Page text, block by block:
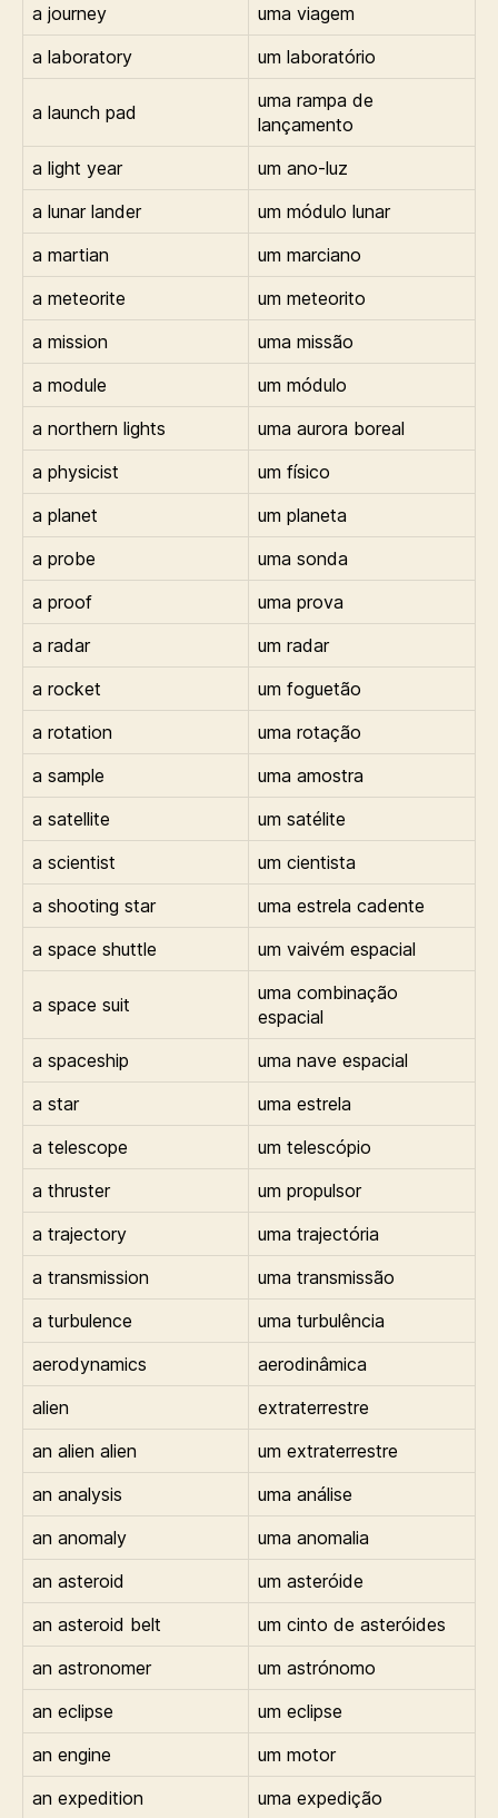
a journey
uma viagem
a laboratory
um laboratório
a launch pad
uma rampa de
lançamento
a light year
um ano-luz
a lunar lander
um módulo lunar
a martian
um marciano
a meteorite
um meteorito
a mission
uma missão
a module
um módulo
a northern lights
uma aurora boreal
a physicist
um físico
a planet
um planeta
a probe
uma sonda
a proof
uma prova
a radar
um radar
a rocket
um foguetão
a rotation
uma rotação
a sample
uma amostra
a satellite
um satélite
a scientist
um cientista
a shooting star
uma estrela cadente
a space shuttle
um vaivém espacial
a space suit
uma combinação
espacial
a spaceship
uma nave espacial
a star
uma estrela
a telescope
um telescópio
a thruster
um propulsor
a trajectory
uma trajectória
a transmission
uma transmissão
a turbulence
uma turbulência
aerodynamics
aerodinâmica
alien
extraterrestre
an alien alien
um extraterrestre
an analysis
uma análise
an anomaly
uma anomalia
an asteroid
um asteróide
an asteroid belt
um cinto de asteróides
an astronomer
um astrónomo
an eclipse
um eclipse
an engine
um motor
an expedition
uma expedição